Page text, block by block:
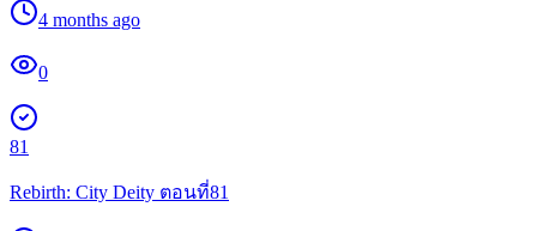
4 months ago
0
81
Rebirth: City Deity ตอนที่81